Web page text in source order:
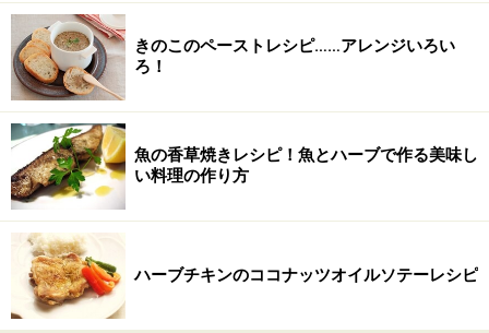
きのこのペーストレシピ……アレンジいろい
ろ！
魚の香草焼きレシピ！魚とハーブで作る美味し
い料理の作り方
ハーブチキンのココナッツオイルソテーレシピ